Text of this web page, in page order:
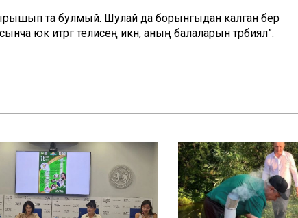
тырышып та булмый. Шулай да борынгыдан калган бер
юк итәргә телисең икән, аның балаларын тәрбиялә”.